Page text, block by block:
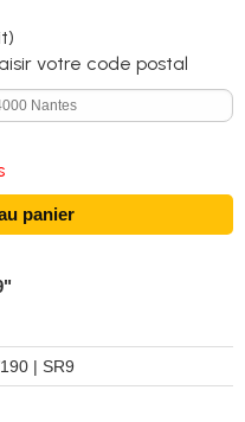
votre code postal
panier
| SR9